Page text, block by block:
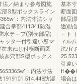
法／納まり参考図施
S型ボックスライン
：内法寸法シャ
合掌部411341防湿
水テ－プ(別売部品)
ッター付引違い窓マ
来ねじ付横断面図
穴部S型ボックス
：内法寸法
防湿
基本
断面
部品)
途)防
－ト
ィル
法/h’:
引違
場合